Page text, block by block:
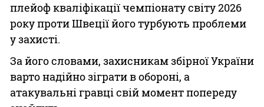
плейоф кваліфікації чемпіонату світу 2026
року проти Швеції його турбують проблеми
у захисті.
За його словами, захисникам збірної України
варто надійно зіграти в обороні, а
атакувальні гравці свій момент попереду